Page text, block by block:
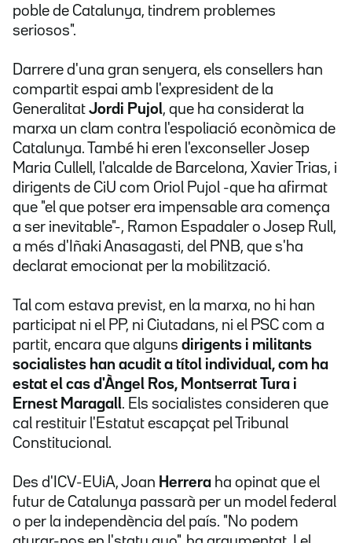
poble de Catalunya, tindrem problemes
seriosos".
Darrere d'una gran senyera, els consellers han
compartit espai amb l'expresident de la
Generalitat Jordi Pujol, que ha considerat la
marxa un clam contra l'espoliació econòmica de
Catalunya. També hi eren l'exconseller Josep
Maria Cullell, l'alcalde de Barcelona, Xavier Trias, i
dirigents de CiU com Oriol Pujol -que ha afirmat
que "el que potser era impensable ara comença
a ser inevitable"-, Ramon Espadaler o Josep Rull,
a més d'Iñaki Anasagasti, del PNB, que s'ha
declarat emocionat per la mobilització.
Tal com estava previst, en la marxa, no hi han
participat ni el PP, ni Ciutadans, ni el PSC com a
partit, encara que alguns dirigents i militants
socialistes han acudit a títol individual, com ha
estat el cas d'Àngel Ros, Montserrat Tura i
Ernest Maragall. Els socialistes consideren que
cal restituir l'Estatut escapçat pel Tribunal
Constitucional.
Des d'ICV-EUiA, Joan Herrera ha opinat que el
futur de Catalunya passarà per un model federal
o per la independència del país. "No podem